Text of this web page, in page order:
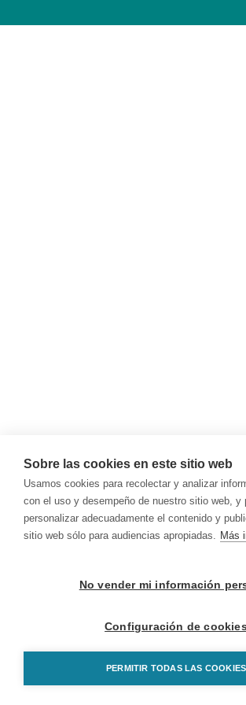
Sobre las cookies en este sitio web
Usamos cookies para recolectar y analizar
con el uso y desempeño de nuestro sitio web, y
personalizar adecuadamente el contenido y
sitio web sólo para audiencias apropiadas. Más
No vender mi información
Configuración de cookies
PERMITIR TODAS LAS COOKIES